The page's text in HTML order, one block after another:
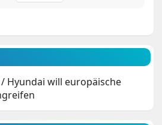
/ Hyundai will europäische